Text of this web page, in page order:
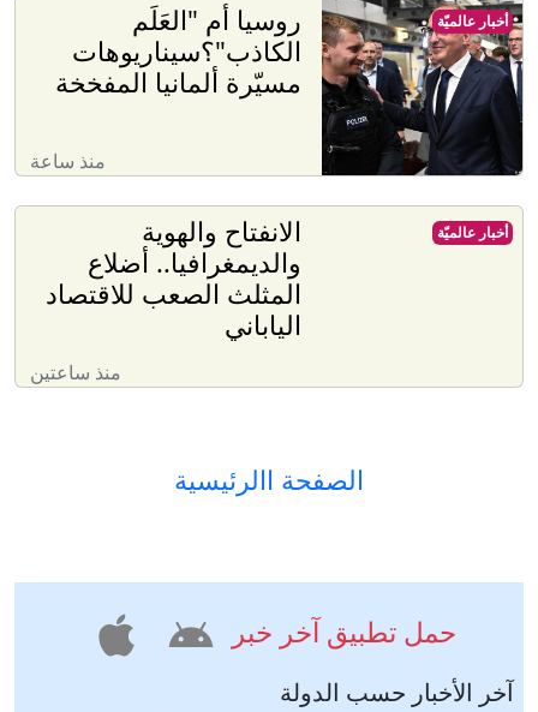
روسيا أم "العَلَم
الكاذب"؟سيناريوهات
مسيّرة ألمانيا المفخخة
منذ ساعة
أخبار عالميّة
الانفتاح والهوية
والديمغرافيا.. أضلاع
المثلث الصعب للاقتصاد
الياباني
منذ ساعتين
أخبار عالميّة
الصفحة االرئيسية
حمل تطبيق آخر خبر
آخر الأخبار حسب الدولة